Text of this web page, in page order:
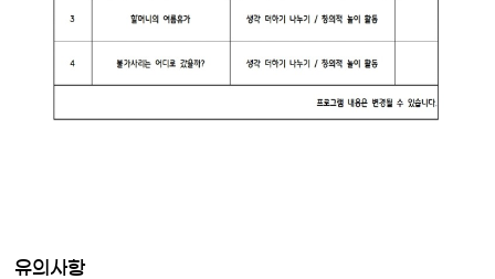
유의사항